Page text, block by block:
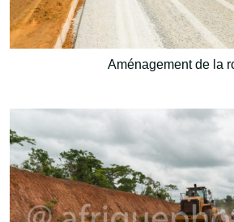
Aménagement de la